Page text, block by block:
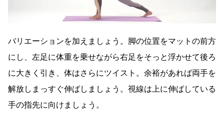
バリエーションを加えましょう。脚の位置をマットの前方
にし、左足に体重を乗せながら右足をそっと浮かせて後ろ
に大きく引き、体はさらにツイスト。余裕があれば両手を
解放しまっすぐ伸ばしましょう。視線は上に伸ばしている
手の指先に向けましょう。